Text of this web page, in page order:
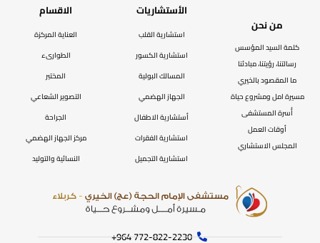
772-822-2230‏ 964+
الاقسام
العناية المركزة
الطوارىء
المختبر
التصوير الشعاعي
الجراحة
مركز الجهاز الهضمي
النسائية والتوليد
الأستشاريات
استشارية القلب
استشارية الكسور
المسالك البولية
الجهاز الهضمي
أستشارية الاطفال
استشارية الفقرات
استشارية التجميل
من نحن
كلمة السيد المؤسس
رسالتنا، رؤيتنا، مبادئنا
ما المقصود بالخيري
مسيرة امل ومشروع حياة
أُسرة المستشفى
أوقات العمل
المجلس الاستشاري